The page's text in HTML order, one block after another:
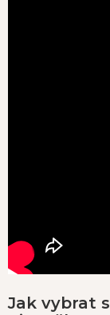
Jak vybrat